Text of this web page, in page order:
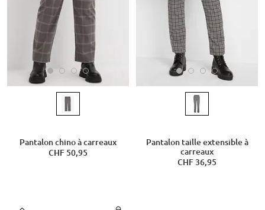
Pantalon chino à carreaux
CHF 50,95
Pantalon taille extensible à
carreaux
CHF 36,95